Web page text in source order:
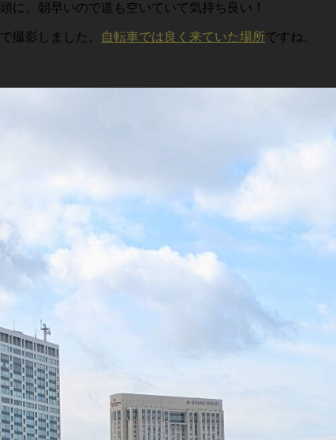
に。朝早いので道も空いていて気持ち良い！
撮影しました。 自転車では良く来ていた場所ですね。